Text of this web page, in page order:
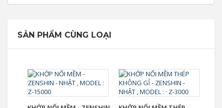
SẢN PHẨM CÙNG LOẠI